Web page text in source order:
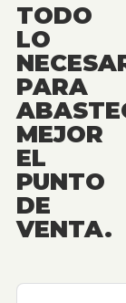
TODO
LO
PARA
MEJOR
EL
PUNTO
DE
VENTA.